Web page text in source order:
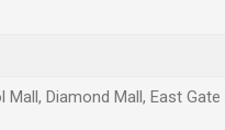
Diamond Mall, East